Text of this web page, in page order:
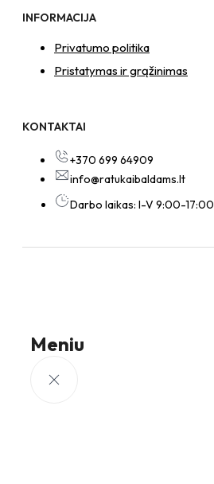
INFORMACIJA
Privatumo politika
Pristatymas ir grąžinimas
KONTAKTAI
+370 699 64909
info@ratukaibaldams.lt
Darbo laikas: I-V 9:00-17:00
Meniu